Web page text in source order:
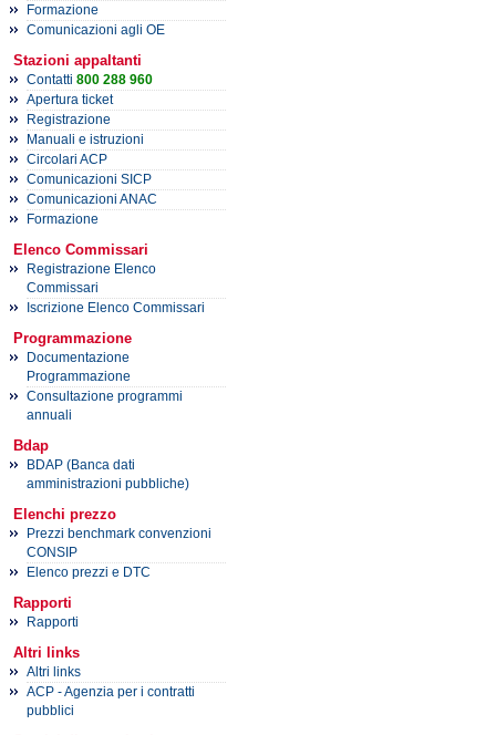
Formazione
Comunicazioni agli OE
Stazioni appaltanti
Contatti 800 288 960
Apertura ticket
Registrazione
Manuali e istruzioni
Circolari ACP
Comunicazioni SICP
Comunicazioni ANAC
Formazione
Elenco Commissari
Registrazione Elenco
Commissari
Iscrizione Elenco Commissari
Programmazione
Documentazione
Programmazione
Consultazione programmi
annuali
Bdap
BDAP (Banca dati
amministrazioni pubbliche)
Elenchi prezzo
Prezzi benchmark convenzioni
CONSIP
Elenco prezzi e DTC
Rapporti
Rapporti
Altri links
Altri links
ACP - Agenzia per i contratti
pubblici